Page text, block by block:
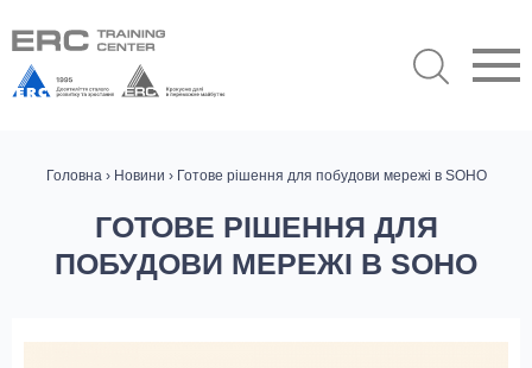
Головна › Новини › Готове рішення для побудови мережі в SOHO
ГОТОВЕ РІШЕННЯ ДЛЯ
ПОБУДОВИ МЕРЕЖІ В SOHO